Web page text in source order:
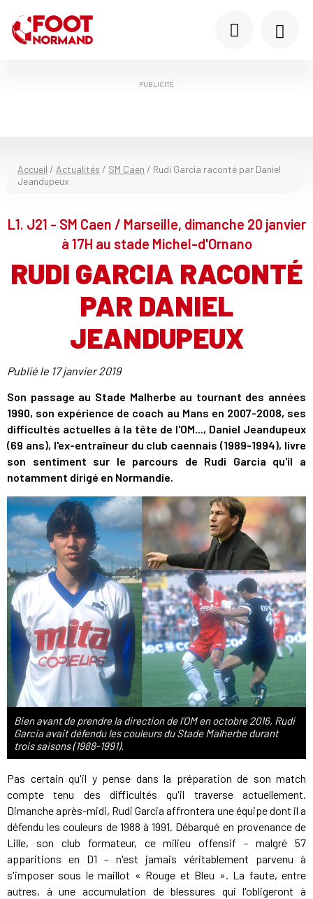
PUBLICITÉ
Accueil / Actualités / SM Caen / Rudi Garcia raconté par Daniel
Jeandupeux
L1. J21 - SM Caen / Marseille, dimanche 20 janvier
à 17H au stade Michel-d'Ornano
RUDI GARCIA RACONTÉ
PAR DANIEL
JEANDUPEUX
Publié le 17 janvier 2019
Son passage au Stade Malherbe au tournant des années
1990, son expérience de coach au Mans en 2007-2008, ses
difficultés actuelles à la tête de l'OM..., Daniel Jeandupeux
(69 ans), l'ex-entraîneur du club caennais (1989-1994), livre
son sentiment sur le parcours de Rudi Garcia qu'il a
notamment dirigé en Normandie.
Bien avant de prendre la direction de l'OM en octobre 2016, Rudi
Garcia avait défendu les couleurs du Stade Malherbe durant
trois saisons (1988-1991).
Pas certain qu'il y pense dans la préparation de son match
compte tenu des difficultés qu'il traverse actuellement.
Dimanche après-midi, Rudi Garcia affrontera une équipe dont il a
défendu les couleurs de 1988 à 1991. Débarqué en provenance de
Lille, son club formateur, ce milieu offensif - malgré 57
apparitions en D1 - n'est jamais véritablement parvenu à
s'imposer sous le maillot « Rouge et Bleu ». La faute, entre
autres, à une accumulation de blessures qui l'obligeront à